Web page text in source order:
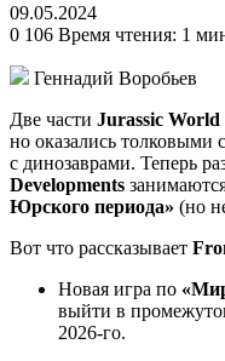
09.05.2024
0 106 Время чтения: 1
Геннадий Воробьев
Две части Jurassic
но оказались толковыми
с динозаврами. Теперь
Developments
Юрского периода» (но
Вот что рассказывает
Новая игра по
выйти в
2026-го.